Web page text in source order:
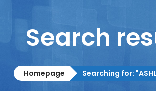
Reportajes
Columnistas
Contacto
Search
Homepage Searching for: